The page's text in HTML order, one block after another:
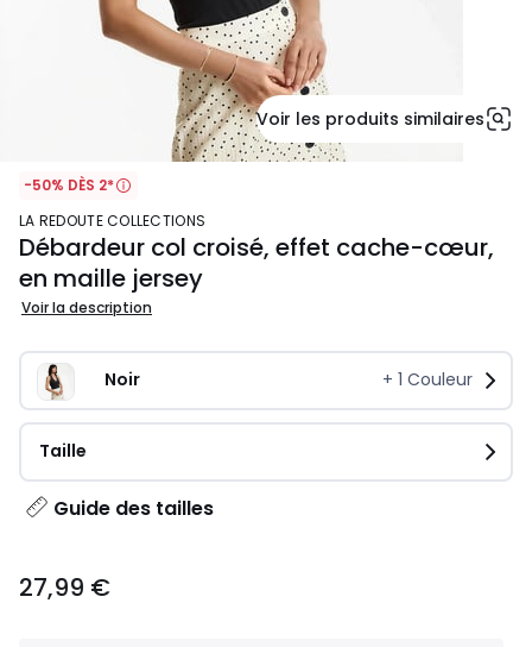
Voir les produits similaires
-50% DÈS 2*
LA REDOUTE COLLECTIONS
Débardeur col croisé, effet cache-cœur,
en maille jersey
Voir la description
Noir + 1 Couleur
Taille
Guide des tailles
€.
27,99 €